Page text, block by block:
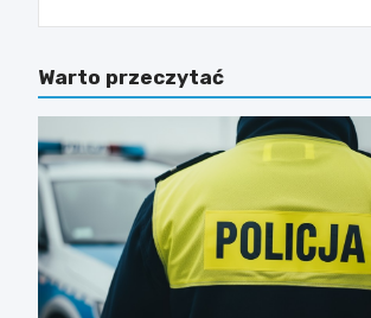
Warto przeczytać